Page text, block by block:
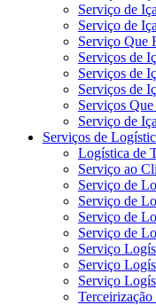
Serviço de
Serviço de
Serviço Que
Serviços de
Serviços de
Serviços de
Serviços
Serviço de
Serviços de
Logística de
Serviço ao
Serviço de
Serviço de
Serviço de
Serviço de
Serviço
Serviço
Serviço